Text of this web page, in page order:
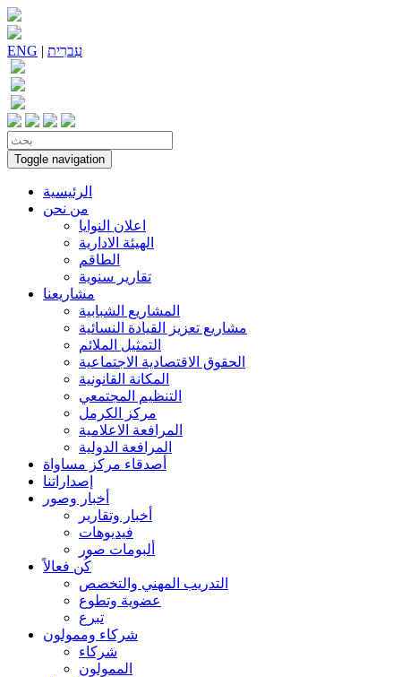
ENG | עִברִית
Toggle navigation
الرئيسية
من نحن
اعلان النوايا
الهيئة الادارية
الطاقم
تقارير سنوية
مشاريعنا
المشاريع الشبابية
مشاريع تعزيز القيادة النسائية
التمثيل الملائم
الحقوق الاقتصادية الاجتماعية
المكانة القانونية
التنظيم المجتمعي
مركز الكرمل
المرافعة الاعلامية
المرافعة الدولية
أصدقاء مركز مساواة
إصداراتنا
أخبار وصور
أخبار وتقارير
فيديوهات
ألبومات صور
كُن فعالاً
التدريب المهني والتخصص
عضوية وتطوع
تبرع
شركاء وممولون
شركاء
الممولون